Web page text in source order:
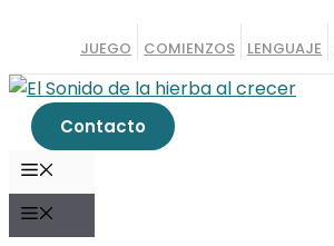
contenido
JUEGO COMIENZOS LENGUAJE
Contacto